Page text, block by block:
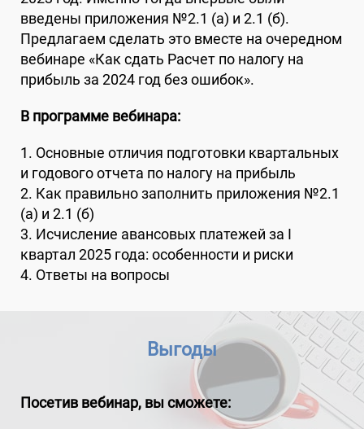
введены приложения №2.1 (a) и 2.1 (б).
Предлагаем сделать это вместе на очередном
вебинаре «Как сдать Расчет по налогу на
прибыль за 2024 год без ошибок».
В программе вебинара:
1. Основные отличия подготовки квартальных
и годового отчета по налогу на прибыль
2. Как правильно заполнить приложения №2.1
(a) и 2.1 (б)
3. Исчисление авансовых платежей за I
квартал 2025 года: особенности и риски
4. Ответы на вопросы
Выгоды
Посетив вебинар, вы сможете: